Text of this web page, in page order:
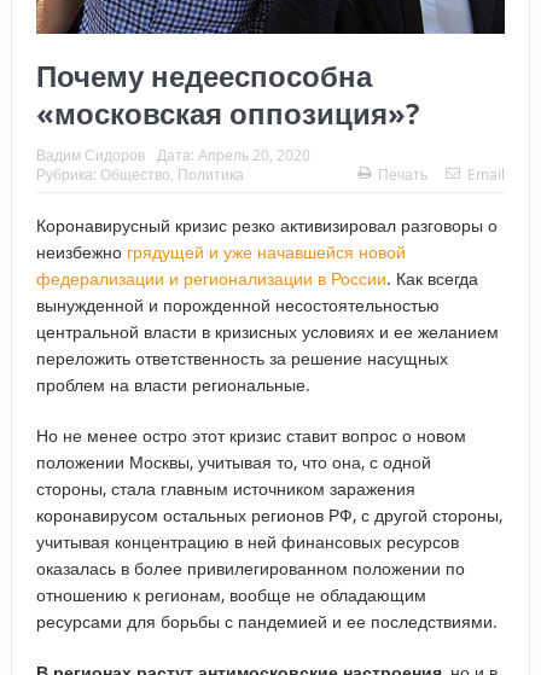
Почему недееспособна
«московская оппозиция»?
Вадим Сидоров Дата: Апрель 20, 2020
Рубрика: Общество Политика Печать Email
Коронавирусный кризис резко активизировал разговоры о
неизбежно грядущей и уже начавшейся новой
федерализации и регионализации в России. Как всегда
вынужденной и порожденной несостоятельностью
центральной власти в кризисных условиях и ее желанием
переложить ответственность за решение насущных
проблем на власти региональные.
Но не менее остро этот кризис ставит вопрос о новом
положении Москвы, учитывая то, что она, с одной
стороны, стала главным источником заражения
коронавирусом остальных регионов РФ, с другой стороны,
учитывая концентрацию в ней финансовых ресурсов
оказалась в более привилегированном положении по
отношению к регионам, вообще не обладающим
ресурсами для борьбы с пандемией и ее последствиями.